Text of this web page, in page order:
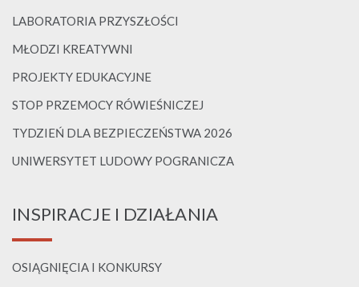
LABORATORIA PRZYSZŁOŚCI
MŁODZI KREATYWNI
PROJEKTY EDUKACYJNE
STOP PRZEMOCY RÓWIEŚNICZEJ
TYDZIEŃ DLA BEZPIECZEŃSTWA 2026
UNIWERSYTET LUDOWY POGRANICZA
INSPIRACJE I DZIAŁANIA
OSIĄGNIĘCIA I KONKURSY